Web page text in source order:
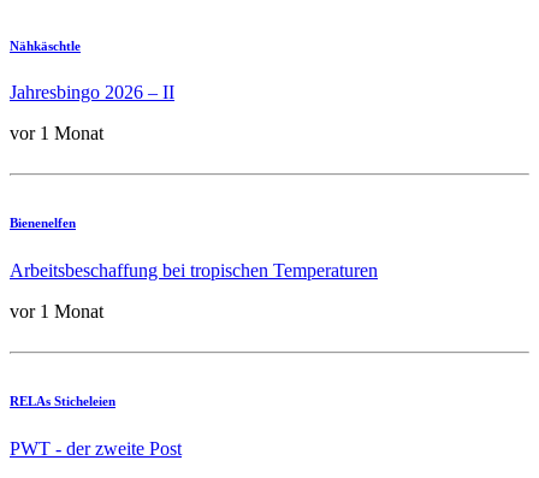
Nähkäschtle
Jahresbingo 2026 – II
vor 1 Monat
Bienenelfen
Arbeitsbeschaffung bei tropischen Temperaturen
vor 1 Monat
RELAs Sticheleien
PWT - der zweite Post